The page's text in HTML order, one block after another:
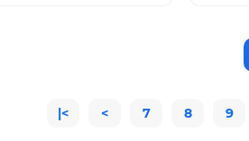
|< < 7 8 9